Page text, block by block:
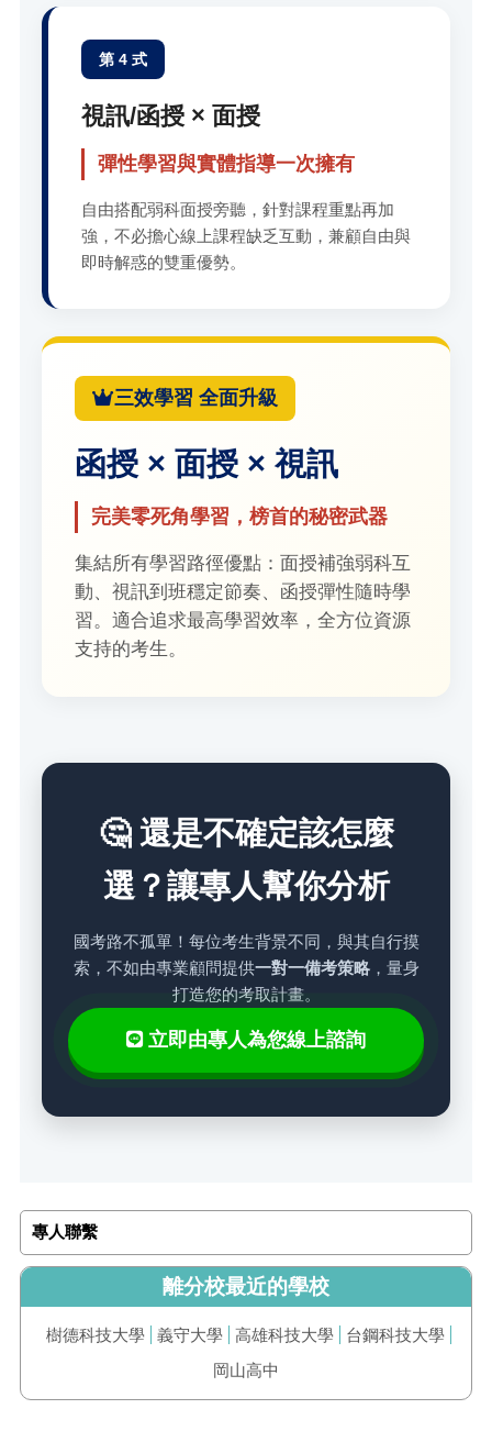
第 4 式
視訊/函授 × 面授
彈性學習與實體指導一次擁有
自由搭配弱科面授旁聽，針對課程重點再加
強，不必擔心線上課程缺乏互動，兼顧自由與
即時解惑的雙重優勢。
三效學習 全面升級
函授 × 面授 × 視訊
完美零死角學習，榜首的秘密武器
集結所有學習路徑優點：面授補強弱科互
動、視訊到班穩定節奏、函授彈性隨時學
習。適合追求最高學習效率，全方位資源
支持的考生。
🤔 還是不確定該怎麼
選？讓專人幫你分析
國考路不孤單！每位考生背景不同，與其自行摸
索，不如由專業顧問提供一對一備考策略，量身
打造您的考取計畫。
立即由專人為您線上諮詢
專人聯繫
離分校最近的學校
樹德科技大學 義守大學 高雄科技大學
台鋼科技大學
岡山高中